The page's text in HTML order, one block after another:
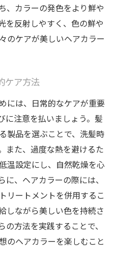
、カラーの発色をより鮮や
を反射しやすく、色の鮮や
のケアが美しいヘアカラー
ケア方法
には、日常的なケアが重要
に注意を払いましょう。髪
製品を選ぶことで、洗髪時
また、過度な熱を避けるた
温設定にし、自然乾燥を心
、ヘアカラーの際には、
リートメントを併用するこ
しながら美しい色を持続さ
方法を実践することで、
のヘアカラーを楽しむこと